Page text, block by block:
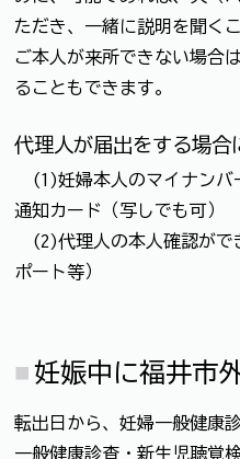
ただき、一緒に説明を聞く
ご本人が来所できない場合
ることもできます。
代理人が届出をする場合
(1)妊婦本人のマイナンバ
通知カード（写しでも可）
(2)代理人の本人確認がで
ポート等）
妊娠中に福井市
転出日から、妊婦一般健康
一般健康診査・新生児聴覚